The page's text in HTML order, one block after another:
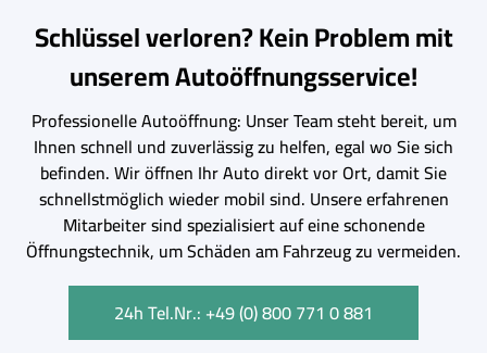
Schlüssel verloren? Kein Problem mit
unserem Autoöffnungsservice!
Professionelle Autoöffnung: Unser Team steht bereit, um
Ihnen schnell und zuverlässig zu helfen, egal wo Sie sich
befinden. Wir öffnen Ihr Auto direkt vor Ort, damit Sie
schnellstmöglich wieder mobil sind. Unsere erfahrenen
Mitarbeiter sind spezialisiert auf eine schonende
Öffnungstechnik, um Schäden am Fahrzeug zu vermeiden.
24h Tel.Nr.: +49 (0) 800 771 0 881